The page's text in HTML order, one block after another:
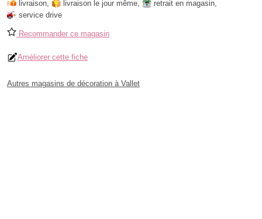
livraison, livraison le jour même, retrait en magasin,
service drive
Recommander ce magasin
Améliorer cette fiche
Autres magasins de décoration à Vallet